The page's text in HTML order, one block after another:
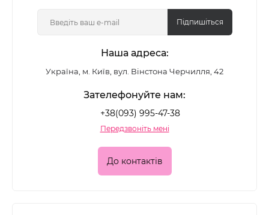
Підпишіться
Наша адреса:
Україна, м. Київ, вул. Вінстона Черчилля, 42
Зателефонуйте нам:
+38(093) 995-47-38
Передзвоніть мені
До контактів